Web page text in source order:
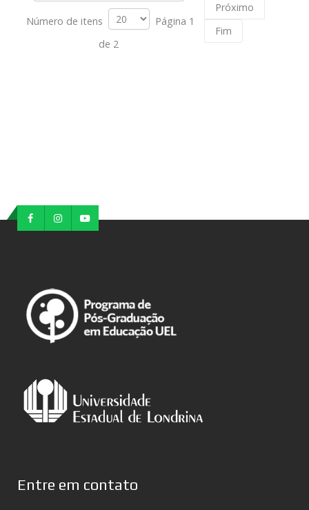
Número de itens
Página 1
de 2
Próximo
Fim
Entre em contato